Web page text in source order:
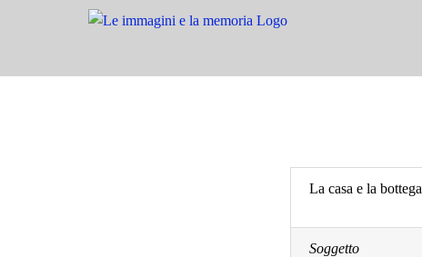
La casa e la
Soggetto